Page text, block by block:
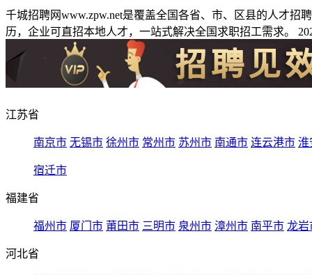
千城招聘网www.zpw.net是覆盖全国各省、市、区县的人才
历，企业可直招本地人才，一站式解决全国求职招工需求。
江苏省
南京市 无锡市 徐州市 常州市 苏州市 南通市 连云港市 淮
宿迁市
福建省
福州市 厦门市 莆田市 三明市 泉州市 漳州市 南平市 龙岩
河北省